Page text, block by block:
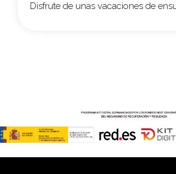
Disfrute de unas vacaciones de